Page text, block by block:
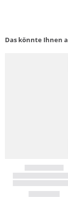
Das könnte Ihnen